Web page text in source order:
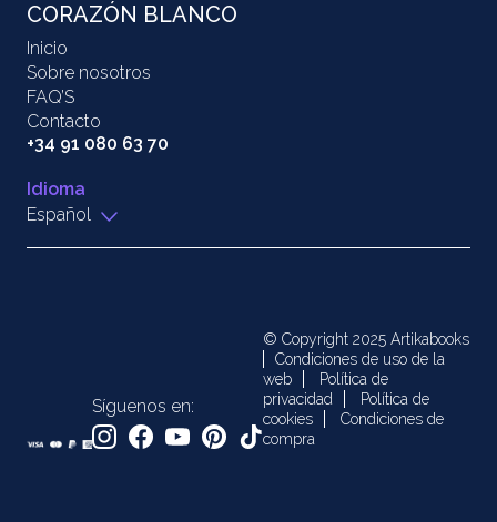
CORAZÓN BLANCO
Inicio
Sobre nosotros
FAQ’S
Contacto
+34 91 080 63 70
Idioma
Español
Síguenos en:
© Copyright 2025 Artikabooks
Condiciones de uso de la
web
Política de
privacidad
Política de
cookies
Condiciones de
compra